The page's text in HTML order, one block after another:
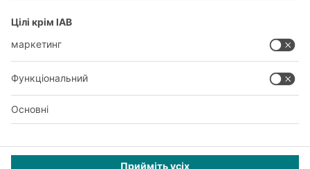
Ексклюзивна пропозиція для клієнтів з промисловості,
торгівлі, комерції та незалежних професій для фрілансу,
професійного та комерційного використання.
© 2026 BITO-Lagertechnik Bittmann GmbH |Design & Realization+ |